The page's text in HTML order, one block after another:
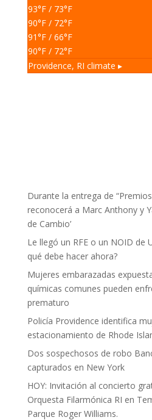
93°F/ 73°F
90°F/ 72°F
91°F/ 66°F
90°F/ 72°F
Providence, RI climate ▸
Durante la entrega de
reconocerá a Marc Anthony y
de Cambio’
Le llegó un RFE o un NOID de
qué debe hacer ahora?
Mujeres embarazadas
químicas comunes pueden
prematuro
Policía Providence identifica
estacionamiento de Rhode
Dos sospechosos de robo
capturados en New York
HOY: Invitación al concierto
Orquesta Filarmónica RI en
Parque Roger Williams.